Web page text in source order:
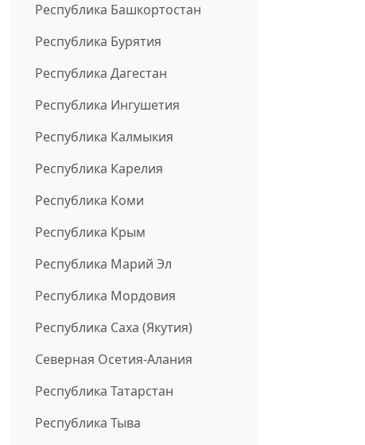
Республика Башкортостан
Республика Бурятия
Республика Дагестан
Республика Ингушетия
Республика Калмыкия
Республика Карелия
Республика Коми
Республика Крым
Республика Марий Эл
Республика Мордовия
Республика Саха (Якутия)
Северная Осетия-Алания
Республика Татарстан
Республика Тыва